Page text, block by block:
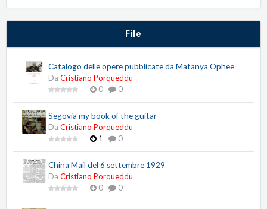
File
Catalogo delle opere pubblicate da Matanya Ophee
Da Cristiano Porqueddu
0
0
Segovia my book of the guitar
Da Cristiano Porqueddu
1
0
China Mail del 6 settembre 1929
Da Cristiano Porqueddu
0
0